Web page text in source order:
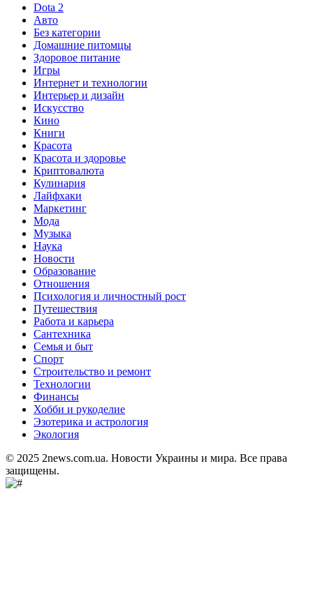
Dota 2
Авто
Без категории
Домашние питомцы
Здоровое питание
Игры
Интернет и технологии
Интерьер и дизайн
Искусство
Кино
Книги
Красота
Красота и здоровье
Криптовалюта
Кулинария
Лайфхаки
Маркетинг
Мода
Музыка
Наука
Новости
Образование
Отношения
Психология и личностный рост
Путешествия
Работа и карьера
Сантехника
Семья и быт
Спорт
Строительство и ремонт
Технологии
Финансы
Хобби и рукоделие
Эзотерика и астрология
Экология
© 2025 2news.com.ua. Новости Украины и мира. Все права
защищены.